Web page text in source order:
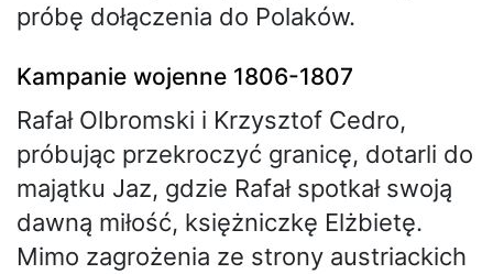
próbę dołączenia do Polaków.
Kampanie wojenne 1806-1807
Rafał Olbromski i Krzysztof Cedro,
próbując przekroczyć granicę, dotarli do
majątku Jaz, gdzie Rafał spotkał swoją
dawną miłość, księżniczkę Elżbietę.
Mimo zagrożenia ze strony austriackich